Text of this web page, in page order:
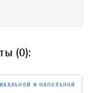
(0):
И НАПОЛЬНОЙ